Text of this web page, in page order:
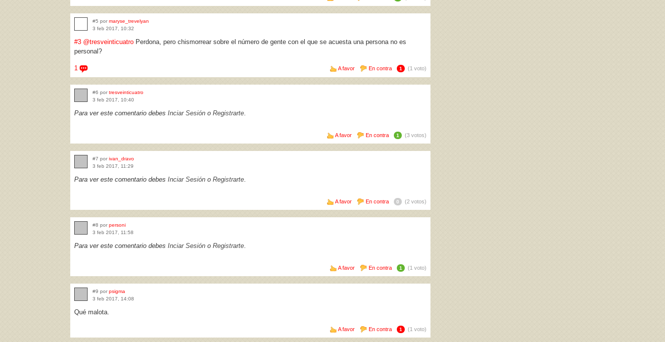
#5 por maryse_trevelyan
3 feb 2017, 10:32
#3 @tresveinticuatro Perdona, pero chismorrear sobre el número de gente con el que se acuesta una persona no es
personal?
1 A favor En contra 1 (1 voto)
#6 por tresveinticuatro
3 feb 2017, 10:40
Para ver este comentario debes Inciar Sesión o Registrarte.
A favor En contra 1 (3 votos)
#7 por ivan_dravo
3 feb 2017, 11:29
Para ver este comentario debes Inciar Sesión o Registrarte.
A favor En contra 0 (2 votos)
#8 por personi
3 feb 2017, 11:58
Para ver este comentario debes Inciar Sesión o Registrarte.
A favor En contra 1 (1 voto)
#9 por psigma
3 feb 2017, 14:08
Qué malota.
A favor En contra 1 (1 voto)